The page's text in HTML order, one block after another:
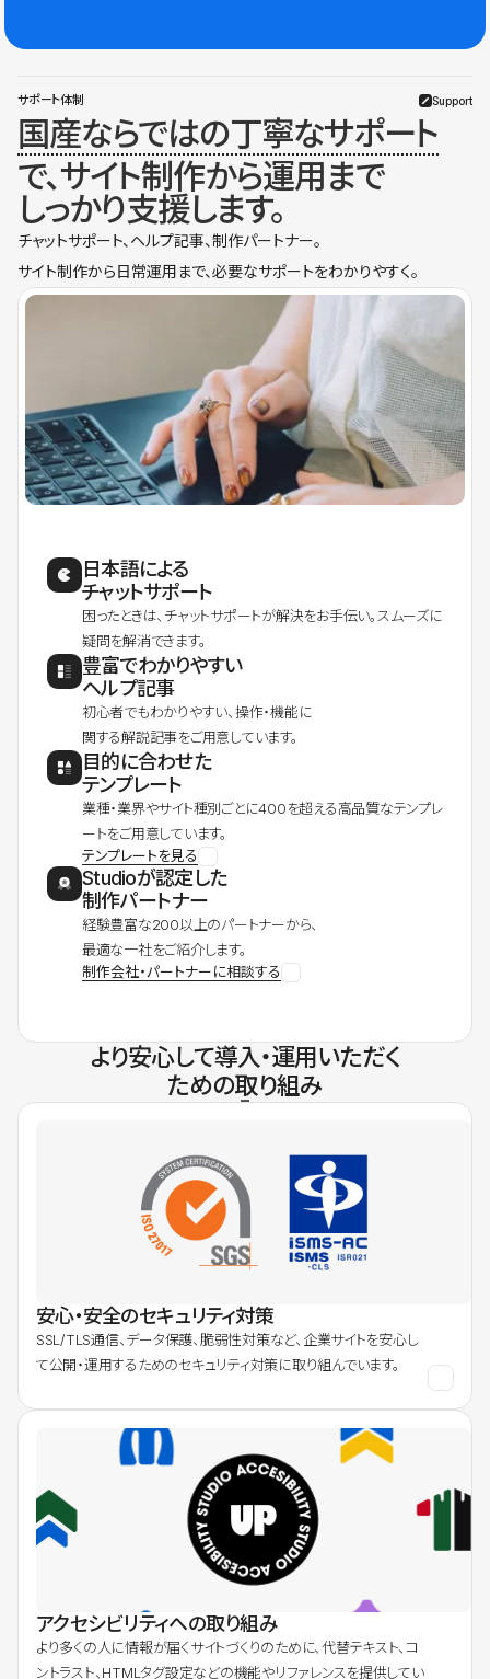
サポート体制 Support
国産ならではの丁寧なサポート
で、サイト制作から運用まで
しっかり支援します。
チャットサポート、ヘルプ記事、制作パートナー。
サイト制作から日常運用まで、必要なサポートをわかりやすく。
日本語による
チャットサポート
困ったときは、チャットサポートが解決をお手伝い。スムーズに
疑問を解消できます。
豊富でわかりやすい
ヘルプ記事
初心者でもわかりやすい、操作・機能に
関する解説記事をご用意しています。
目的に合わせた
テンプレート
業種・業界やサイト種別ごとに400を超える高品質なテンプレ
ートをご用意しています。
テンプレートを見る
Studioが認定した
制作パートナー
経験豊富な200以上のパートナーから、
最適な一社をご紹介します。
制作会社・パートナーに相談する
より安心して導入・運用いただく
ための取り組み
安心・安全のセキュリティ対策
SSL/TLS通信、データ保護、脆弱性対策など、企業サイトを安心し
て公開・運用するためのセキュリティ対策に取り組んでいます。
アクセシビリティへの取り組み
より多くの人に情報が届くサイトづくりのために、代替テキスト、コ
ントラスト、HTMLタグ設定などの機能やリファレンスを提供してい